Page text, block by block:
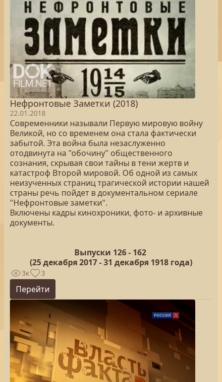
Нефронтовые Заметки (2018)
22.01.2018
Современники называли Первую мировую войну
Великой, но со временем она стала фактически
забытой. Эта война была незаслуженно
отодвинута на "обочину" общественного
сознания, скрывая свои тайны в тени жертв и
катастроф Второй мировой. Об одной из самых
неизученных страниц трагической истории нашей
страны речь пойдет в документальном сериале
"Нефронтовые заметки".
Включены кадры кинохроники, фото- и архивные
документы.
Выпуски 126 - 162
(25декабря 2017 - 31 декабря 1918 года)
3к 3
Перейти